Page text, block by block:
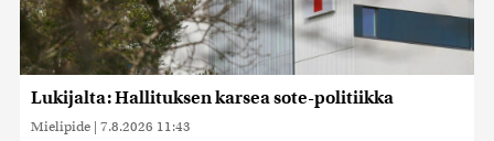
Lukijalta: Hallituksen karsea sote-politiikka
Mielipide | 7.8.2026 11:43